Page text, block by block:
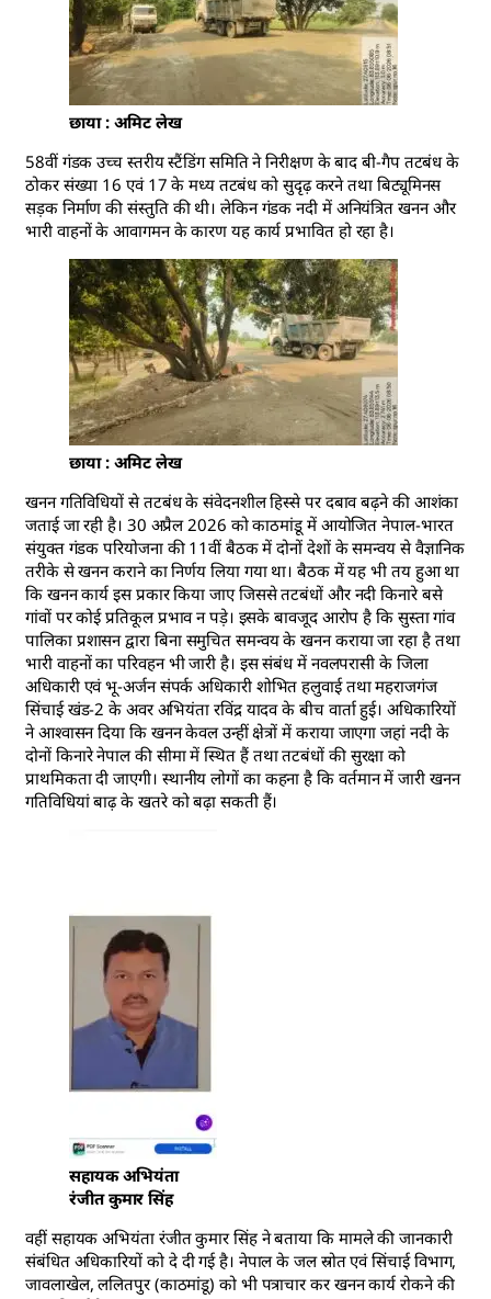
छाया : अमिट लेख
58वीं गंडक उच्च स्तरीय स्टैंडिंग समिति ने निरीक्षण के बाद बी-गैप तटबंध के
ठोकर संख्या 16 एवं 17 के मध्य तटबंध को सुदृढ़ करने तथा बिट्यूमिनस
सड़क निर्माण की संस्तुति की थी। लेकिन गंडक नदी में अनियंत्रित खनन और
भारी वाहनों के आवागमन के कारण यह कार्य प्रभावित हो रहा है।
छाया : अमिट लेख
खनन गतिविधियों से तटबंध के संवेदनशील हिस्से पर दबाव बढ़ने की आशंका
जताई जा रही है। 30 अप्रैल 2026 को काठमांडू में आयोजित नेपाल-भारत
संयुक्त गंडक परियोजना की 11वीं बैठक में दोनों देशों के समन्वय से वैज्ञानिक
तरीके से खनन कराने का निर्णय लिया गया था। बैठक में यह भी तय हुआ था
कि खनन कार्य इस प्रकार किया जाए जिससे तटबंधों और नदी किनारे बसे
गांवों पर कोई प्रतिकूल प्रभाव न पड़े। इसके बावजूद आरोप है कि सुस्ता गांव
पालिका प्रशासन द्वारा बिना समुचित समन्वय के खनन कराया जा रहा है तथा
भारी वाहनों का परिवहन भी जारी है। इस संबंध में नवलपरासी के जिला
अधिकारी एवं भू-अर्जन संपर्क अधिकारी शोभित हलुवाई तथा महराजगंज
सिंचाई खंड-2 के अवर अभियंता रविंद्र यादव के बीच वार्ता हुई। अधिकारियों
ने आश्वासन दिया कि खनन केवल उन्हीं क्षेत्रों में कराया जाएगा जहां नदी के
दोनों किनारे नेपाल की सीमा में स्थित हैं तथा तटबंधों की सुरक्षा को
प्राथमिकता दी जाएगी। स्थानीय लोगों का कहना है कि वर्तमान में जारी खनन
गतिविधियां बाढ़ के खतरे को बढ़ा सकती हैं।
सहायक अभियंता
रंजीत कुमार सिंह
वहीं सहायक अभियंता रंजीत कुमार सिंह ने बताया कि मामले की जानकारी
संबंधित अधिकारियों को दे दी गई है। नेपाल के जल स्रोत एवं सिंचाई विभाग,
जावलाखेल, ललितपुर (काठमांडू) को भी पत्राचार कर खनन कार्य रोकने की